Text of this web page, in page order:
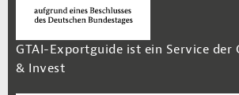
GTAI-Exportguide ist ein Service der
& Invest